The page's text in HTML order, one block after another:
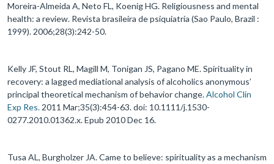
Moreira-Almeida A, Neto FL, Koenig HG. Religiousness and mental
health: a review. Revista brasileira de psiquiatria (Sao Paulo, Brazil :
1999). 2006;28(3):242-50.
Kelly JF, Stout RL, Magill M, Tonigan JS, Pagano ME. Spirituality in
recovery: a lagged mediational analysis of alcoholics anonymous’
principal theoretical mechanism of behavior change.Alcohol Clin
Exp Res. 2011 Mar;35(3):454-63. doi: 10.1111/j.1530-
0277.2010.01362.x. Epub 2010 Dec 16.
Tusa AL, Burgholzer JA. Came to believe: spirituality as a mechanism